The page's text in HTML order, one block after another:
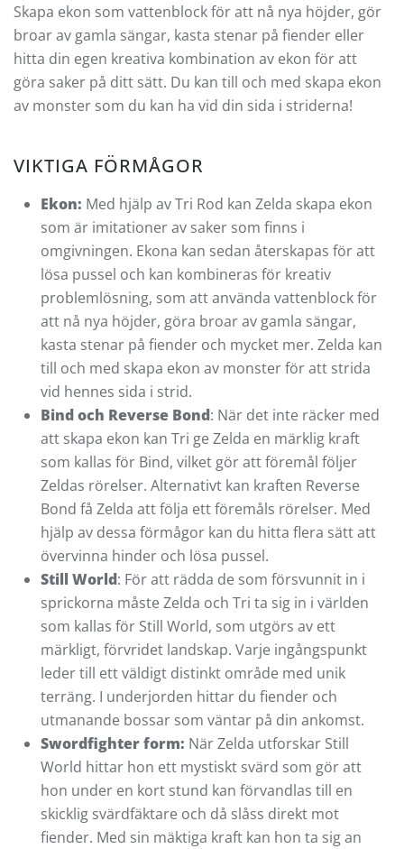
Skapa ekon som vattenblock för att nå nya höjder, gör
broar av gamla sängar, kasta stenar på fiender eller
hitta din egen kreativa kombination av ekon för att
göra saker på ditt sätt. Du kan till och med skapa ekon
av monster som du kan ha vid din sida i striderna!
VIKTIGA FÖRMÅGOR
Ekon: Med hjälp av Tri Rod kan Zelda skapa ekon
som är imitationer av saker som finns i
omgivningen. Ekona kan sedan återskapas för att
lösa pussel och kan kombineras för kreativ
problemlösning, som att använda vattenblock för
att nå nya höjder, göra broar av gamla sängar,
kasta stenar på fiender och mycket mer. Zelda kan
till och med skapa ekon av monster för att strida
vid hennes sida i strid.
Bind och Reverse Bond: När det inte räcker med
att skapa ekon kan Tri ge Zelda en märklig kraft
som kallas för Bind, vilket gör att föremål följer
Zeldas rörelser. Alternativt kan kraften Reverse
Bond få Zelda att följa ett föremåls rörelser. Med
hjälp av dessa förmågor kan du hitta flera sätt att
övervinna hinder och lösa pussel.
Still World: För att rädda de som försvunnit in i
sprickorna måste Zelda och Tri ta sig in i världen
som kallas för Still World, som utgörs av ett
märkligt, förvridet landskap. Varje ingångspunkt
leder till ett väldigt distinkt område med unik
terräng. I underjorden hittar du fiender och
utmanande bossar som väntar på din ankomst.
Swordfighter form: När Zelda utforskar Still
World hittar hon ett mystiskt svärd som gör att
hon under en kort stund kan förvandlas till en
skicklig svärdfäktare och då slåss direkt mot
fiender. Med sin mäktiga kraft kan hon ta sig an